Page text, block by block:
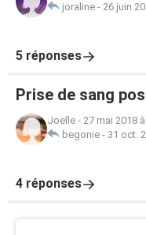
joraline - 26 juin
5 réponses
Prise de sang
Joelle - 27 mai 2018
begonie - 31 oct.
4 réponses